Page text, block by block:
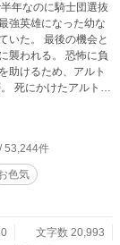
年なのに騎士団選抜
強英雄になった幼な
の機会と
襲われる。 恐怖に負
助けるため、アルト
食》の魔神だった。
剣。第一階位魔法。
士。名門の槍使い。
もに世界を救う騎士
53,244件
色気
文字数 20,993